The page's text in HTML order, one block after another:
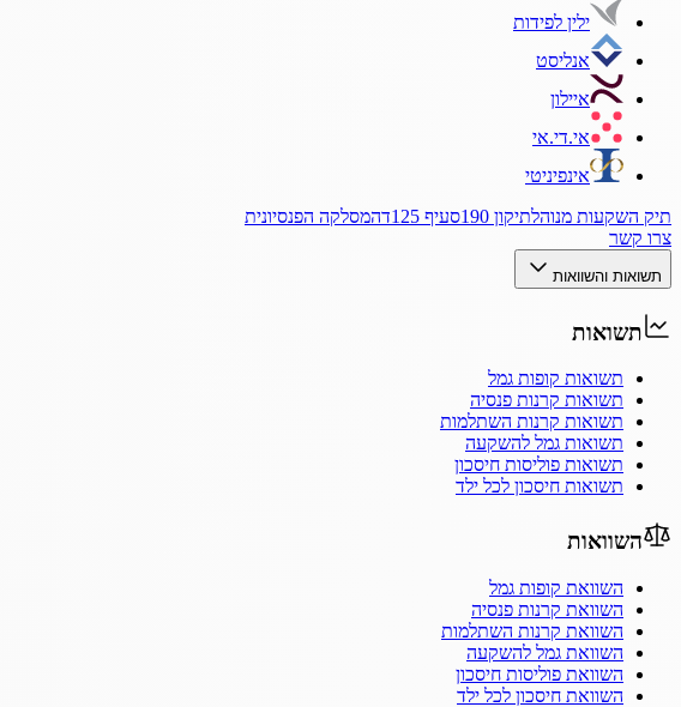
ילין לפידות
אנליסט
איילון
אי.די.אי
אינפיניטי
תיק השקעות מנוהלתיקון 190 סעיף 125ד
המסלקה הפנסיונית
צרו קשר
תשואות והשוואות
תשואות
תשואות קופות גמל
תשואות קרנות פנסיה
תשואות קרנות השתלמות
תשואות גמל להשקעה
תשואות פוליסות חיסכון
תשואות חיסכון לכל ילד
השוואות
השוואת קופות גמל
השוואת קרנות פנסיה
השוואת קרנות השתלמות
השוואת גמל להשקעה
השוואת פוליסות חיסכון
השוואת חיסכון לכל ילד